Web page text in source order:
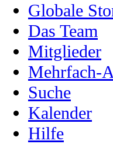
Globale
Das Team
Mitglieder
Mehrfach-
Suche
Kalender
Hilfe